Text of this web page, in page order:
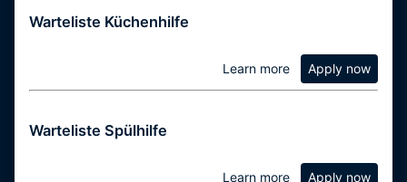
Warteliste Küchenhilfe
Learn more Apply now
Warteliste Spülhilfe
Learn more Apply now